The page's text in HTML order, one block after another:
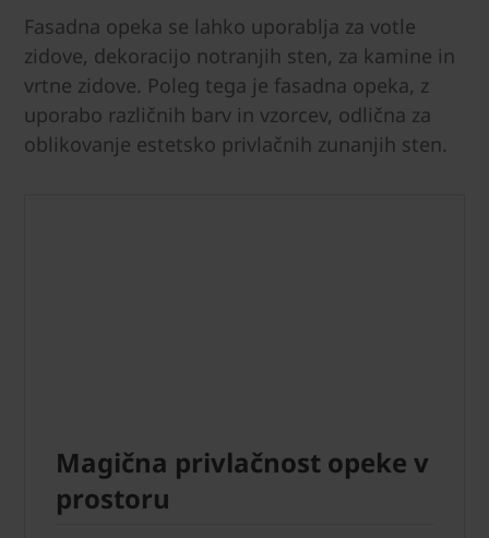
Fasadna opeka se lahko uporablja za votle
zidove, dekoracijo notranjih sten, za kamine in
vrtne zidove. Poleg tega je fasadna opeka, z
uporabo različnih barv in vzorcev, odlična za
oblikovanje estetsko privlačnih zunanjih sten.
Magična privlačnost opeke v
prostoru